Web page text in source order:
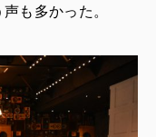
も多かった。